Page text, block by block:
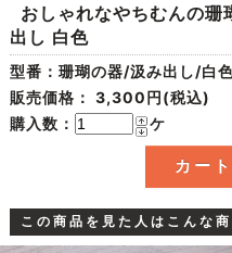
おしゃれなやちむんの
出し 白色
型番：珊瑚の器/汲み出し/白
販売価格： 3,300円(税込)
購入数：
ケ
この商品を見た人はこんな